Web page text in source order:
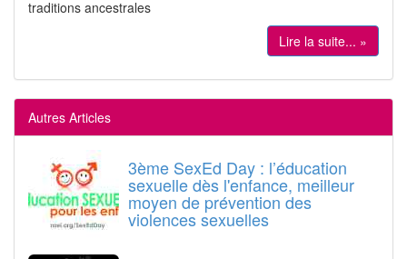
traditions ancestrales
Lire la suite... »
Autres Articles
3ème SexEd Day : l’éducation
sexuelle dès l'enfance, meilleur
moyen de prévention des
violences sexuelles